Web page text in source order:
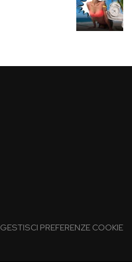
GESTISCI PREFERENZE COOKIE